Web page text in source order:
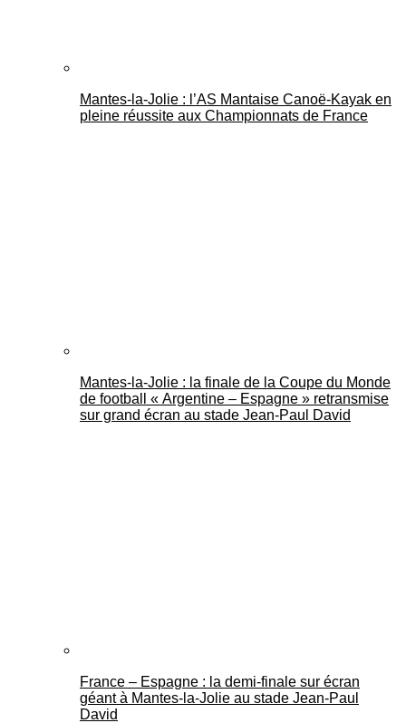
Mantes-la-Jolie : l’AS Mantaise Canoë‑Kayak en
pleine réussite aux Championnats de France
Mantes-la-Jolie : la finale de la Coupe du Monde
de football « Argentine – Espagne » retransmise
sur grand écran au stade Jean-Paul David
France – Espagne : la demi-finale sur écran
géant à Mantes-la-Jolie au stade Jean-Paul
David